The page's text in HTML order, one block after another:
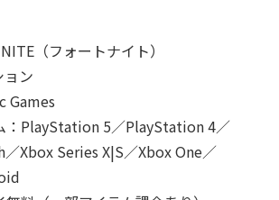
（フォートナイト）
ョン
Games
：PlayStation 5／PlayStation 4／
Xbox Series X|S／Xbox One／